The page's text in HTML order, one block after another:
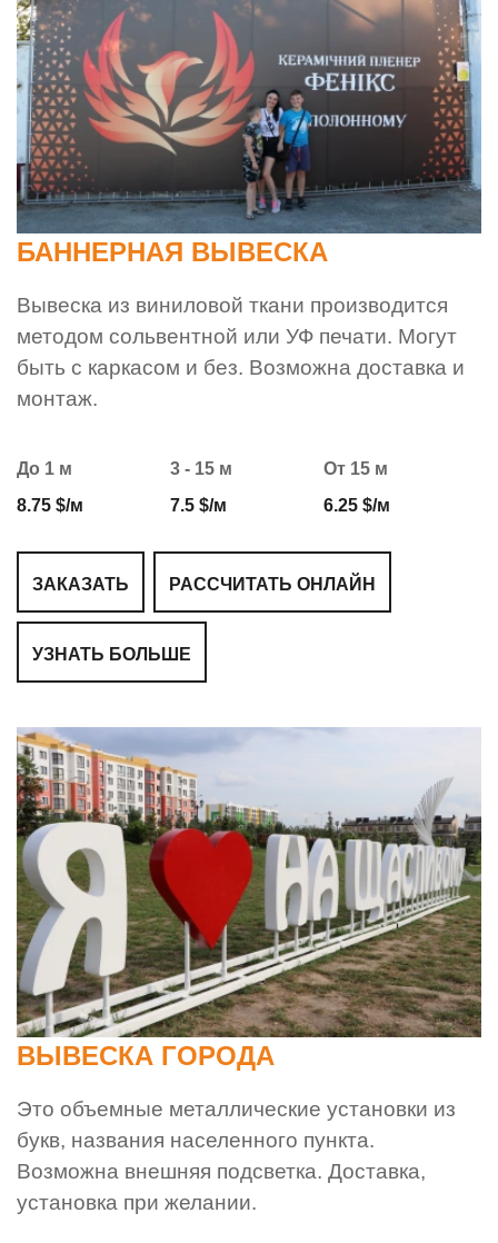
БАННЕРНАЯ ВЫВЕСКА
Вывеска из виниловой ткани производится
методом сольвентной или УФ печати. Могут
быть с каркасом и без. Возможна доставка и
монтаж.
До 1 м
8.75 $/м
3 - 15 м
7.5 $/м
От 15 м
6.25 $/м
ЗАКАЗАТЬ РАССЧИТАТЬ ОНЛАЙН
УЗНАТЬ БОЛЬШЕ
ВЫВЕСКА ГОРОДА
Это объемные металлические установки из
букв, названия населенного пункта.
Возможна внешняя подсветка. Доставка,
установка при желании.